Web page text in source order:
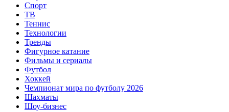
Спорт
ТВ
Теннис
Технологии
Тренды
Фигурное катание
Фильмы и сериалы
Футбол
Хоккей
Чемпионат мира по футболу 2026
Шахматы
Шоу-бизнес